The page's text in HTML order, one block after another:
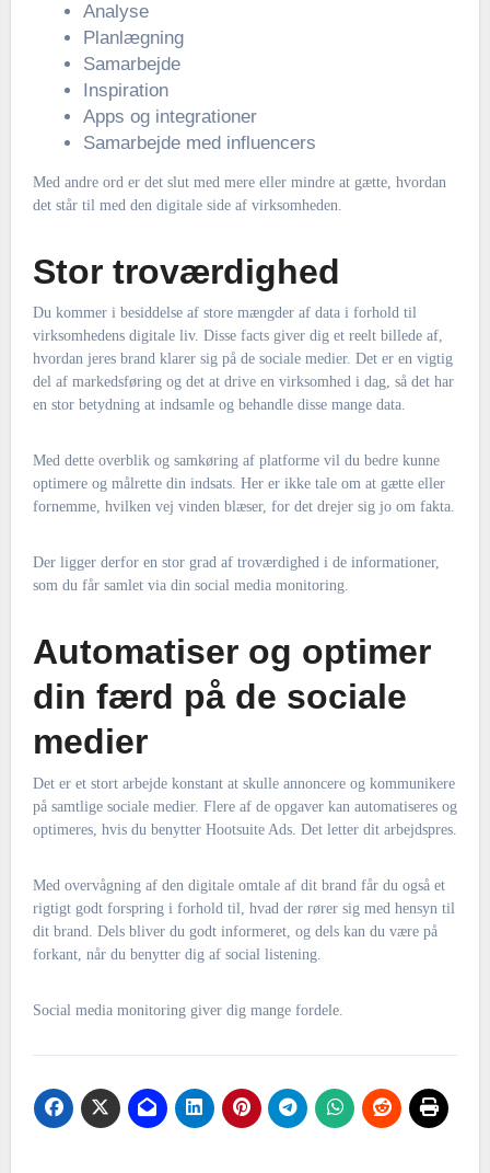
Analyse
Planlægning
Samarbejde
Inspiration
Apps og integrationer
Samarbejde med influencers
Med andre ord er det slut med mere eller mindre at gætte, hvordan
det står til med den digitale side af virksomheden.
Stor troværdighed
Du kommer i besiddelse af store mængder af data i forhold til
virksomhedens digitale liv. Disse facts giver dig et reelt billede af,
hvordan jeres brand klarer sig på de sociale medier. Det er en vigtig
del af markedsføring og det at drive en virksomhed i dag, så det har
en stor betydning at indsamle og behandle disse mange data.
Med dette overblik og samkøring af platforme vil du bedre kunne
optimere og målrette din indsats. Her er ikke tale om at gætte eller
fornemme, hvilken vej vinden blæser, for det drejer sig jo om fakta.
Der ligger derfor en stor grad af troværdighed i de informationer,
som du får samlet via din social media monitoring.
Automatiser og optimer
din færd på de sociale
medier
Det er et stort arbejde konstant at skulle annoncere og kommunikere
på samtlige sociale medier. Flere af de opgaver kan automatiseres og
optimeres, hvis du benytter Hootsuite Ads. Det letter dit arbejdspres.
Med overvågning af den digitale omtale af dit brand får du også et
rigtigt godt forspring i forhold til, hvad der rører sig med hensyn til
dit brand. Dels bliver du godt informeret, og dels kan du være på
forkant, når du benytter dig af social listening.
Social media monitoring giver dig mange fordele.